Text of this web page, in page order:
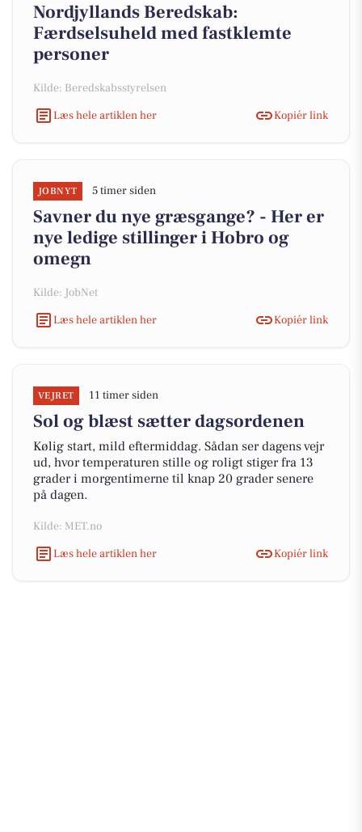
Nordjyllands Beredskab:
Færdselsuheld med fastklemte
personer
Kilde: Beredskabsstyrelsen
Læs hele artiklen her
Kopiér link
JOBNYT 5 timer siden
Savner du nye græsgange? - Her er
nye ledige stillinger i Hobro og
omegn
Kilde: JobNet
Læs hele artiklen her
Kopiér link
VEJRET 11 timer siden
Sol og blæst sætter dagsordenen
Kølig start, mild eftermiddag. Sådan ser dagens vejr
ud, hvor temperaturen stille og roligt stiger fra 13
grader i morgentimerne til knap 20 grader senere
på dagen.
Kilde: MET.no
Læs hele artiklen her
Kopiér link